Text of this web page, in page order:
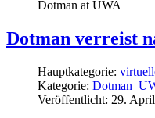
Dotman at UWA
Dotman verreist
Hauptkategorie:
Kategorie:
Veröffentlicht: 29.